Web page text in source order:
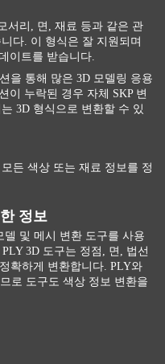
서리, 면, 재료 등과 같은 관
다. 이 형식은 잘 지원되며
이트를 받습니다.
을 통해 많은 3D 모델링 응용
이 누락된 경우 자체 SKP 변
3D 형식으로 변환할 수 있
든 색상 또는 재료 정보를 정
정보
델 및 메시 변환 도구를 사용
3D 도구는 정점, 면, 법선
확하게 변환합니다. PLY와
로 도구도 색상 정보 변환을